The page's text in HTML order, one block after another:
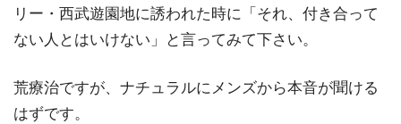
リー・西武遊園地に誘われた時に「それ、付き合って
ない人とはいけない」と言ってみて下さい。
荒療治ですが、ナチュラルにメンズから本音が聞ける
はずです。